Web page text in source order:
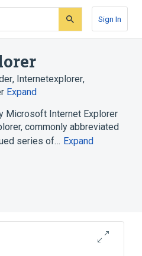
Sign In
, Internetexplorer,
Expand
Microsoft Internet Explorer
commonly abbreviated
series of… Expand